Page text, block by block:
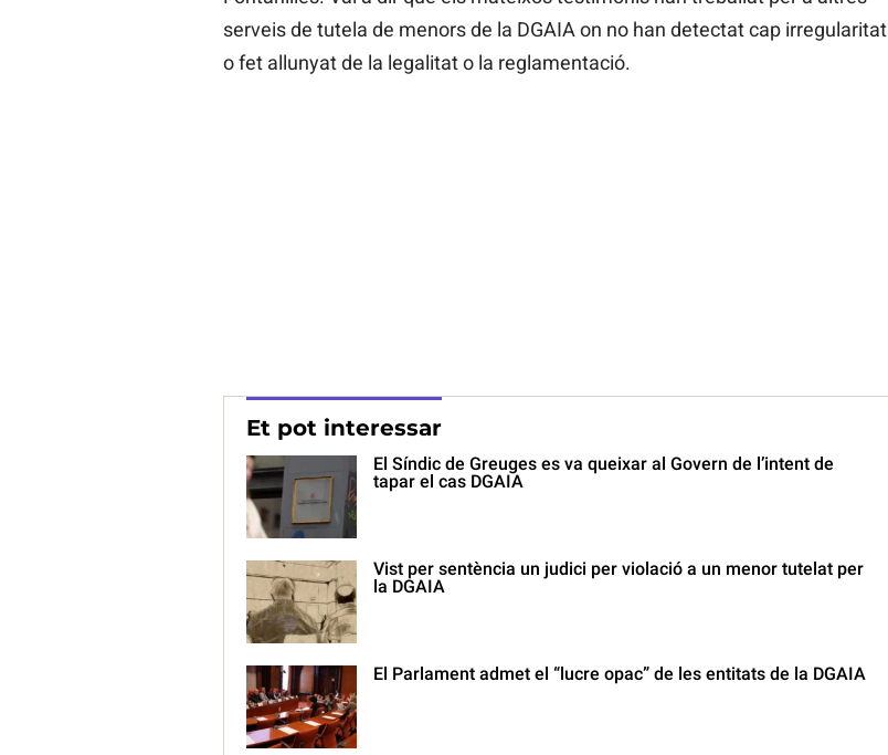
serveis de tutela de menors de la DGAIA on no han detectat cap irregularitat
o fet allunyat de la legalitat o la reglamentació.
Et pot interessar
El Síndic de Greuges es va queixar al Govern de l’intent de
tapar el cas DGAIA
Vist per sentència un judici per violació a un menor tutelat per
la DGAIA
El Parlament admet el “lucre opac” de les entitats de la DGAIA